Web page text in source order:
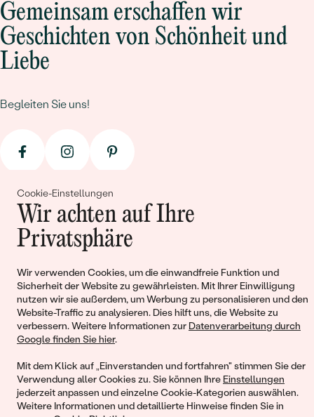
Cookie-Einstellungen
Wir achten auf Ihre
Privatsphäre
Wir verwenden Cookies, um die einwandfreie Funktion und
Sicherheit der Website zu gewährleisten. Mit Ihrer Einwilligung
nutzen wir sie außerdem, um Werbung zu personalisieren und den
Website-Traffic zu analysieren. Dies hilft uns, die Website zu
verbessern. Weitere Informationen zur Datenverarbeitung durch
Google finden Sie hier.
Mit dem Klick auf „Einverstanden und fortfahren" stimmen Sie der
Verwendung aller Cookies zu. Sie können Ihre Einstellungen
jederzeit anpassen und einzelne Cookie-Kategorien auswählen.
Weitere Informationen und detaillierte Hinweise finden Sie in
Gemeinsam erschaffen wir
Geschichten von Schönheit und
Liebe
Begleiten Sie uns!
© 2011 - 2026, Eppi.de
Warenkorb